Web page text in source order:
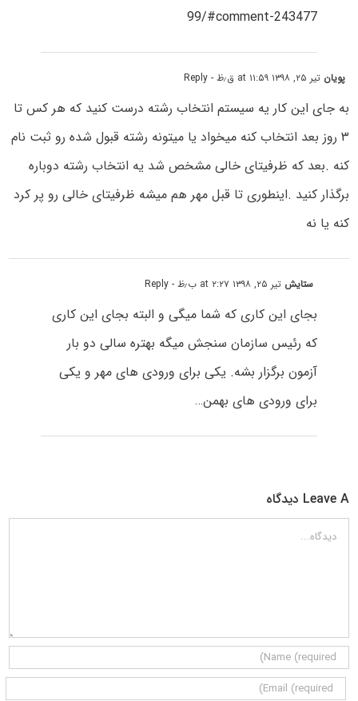
99/#comment-243477
پویان تیر ۲۵, ۱۳۹۸ at ۱۱:۵۹ ق٫ظ - Reply
به جای این کار یه سیستم انتخاب رشته درست کنید که هر کس تا
۳ روز بعد انتخاب کنه میخواد یا میتونه رشته قبول شده رو ثبت نام
کنه .بعد که ظرفیتای خالی مشخص شد یه انتخاب رشته دوباره
برگذار کنید .اینطوری تا قبل مهر هم میشه ظرفیتای خالی رو پر کرد
کنه یا نه
ستایش تیر ۲۵, ۱۳۹۸ at ۲:۲۷ ب٫ظ - Reply
بجای این کاری که شما میگی و البته بجای این کاری
که رئیس سازمان سنجش میگه بهتره سالی دو بار
آزمون برگزار بشه. یکی برای ورودی های مهر و یکی
برای ورودی های بهمن…
Leave A دیدگاه
دیدگاه